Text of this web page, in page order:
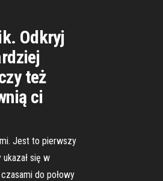
Odkryj
też
ci
Jest to pierwszy
się w
do połowy